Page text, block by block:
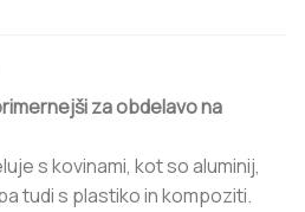
za obdelavo na
s kovinami, kot so aluminij,
tudi s plastiko in kompoziti.